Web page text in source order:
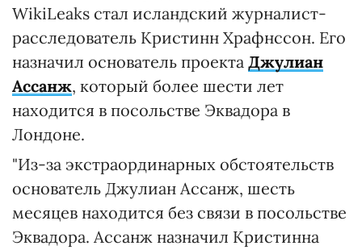
WikiLeaks стал исландский журналист-
расследователь Кристинн Храфнссон. Его
назначил основатель проекта Джулиан
Ассанж, который более шести лет
находится в посольстве Эквадора в
Лондоне.
"Из-за экстраординарных обстоятельств
основатель Джулиан Ассанж, шесть
месяцев находится без связи в посольстве
Эквадора. Ассанж назначил Кристинна